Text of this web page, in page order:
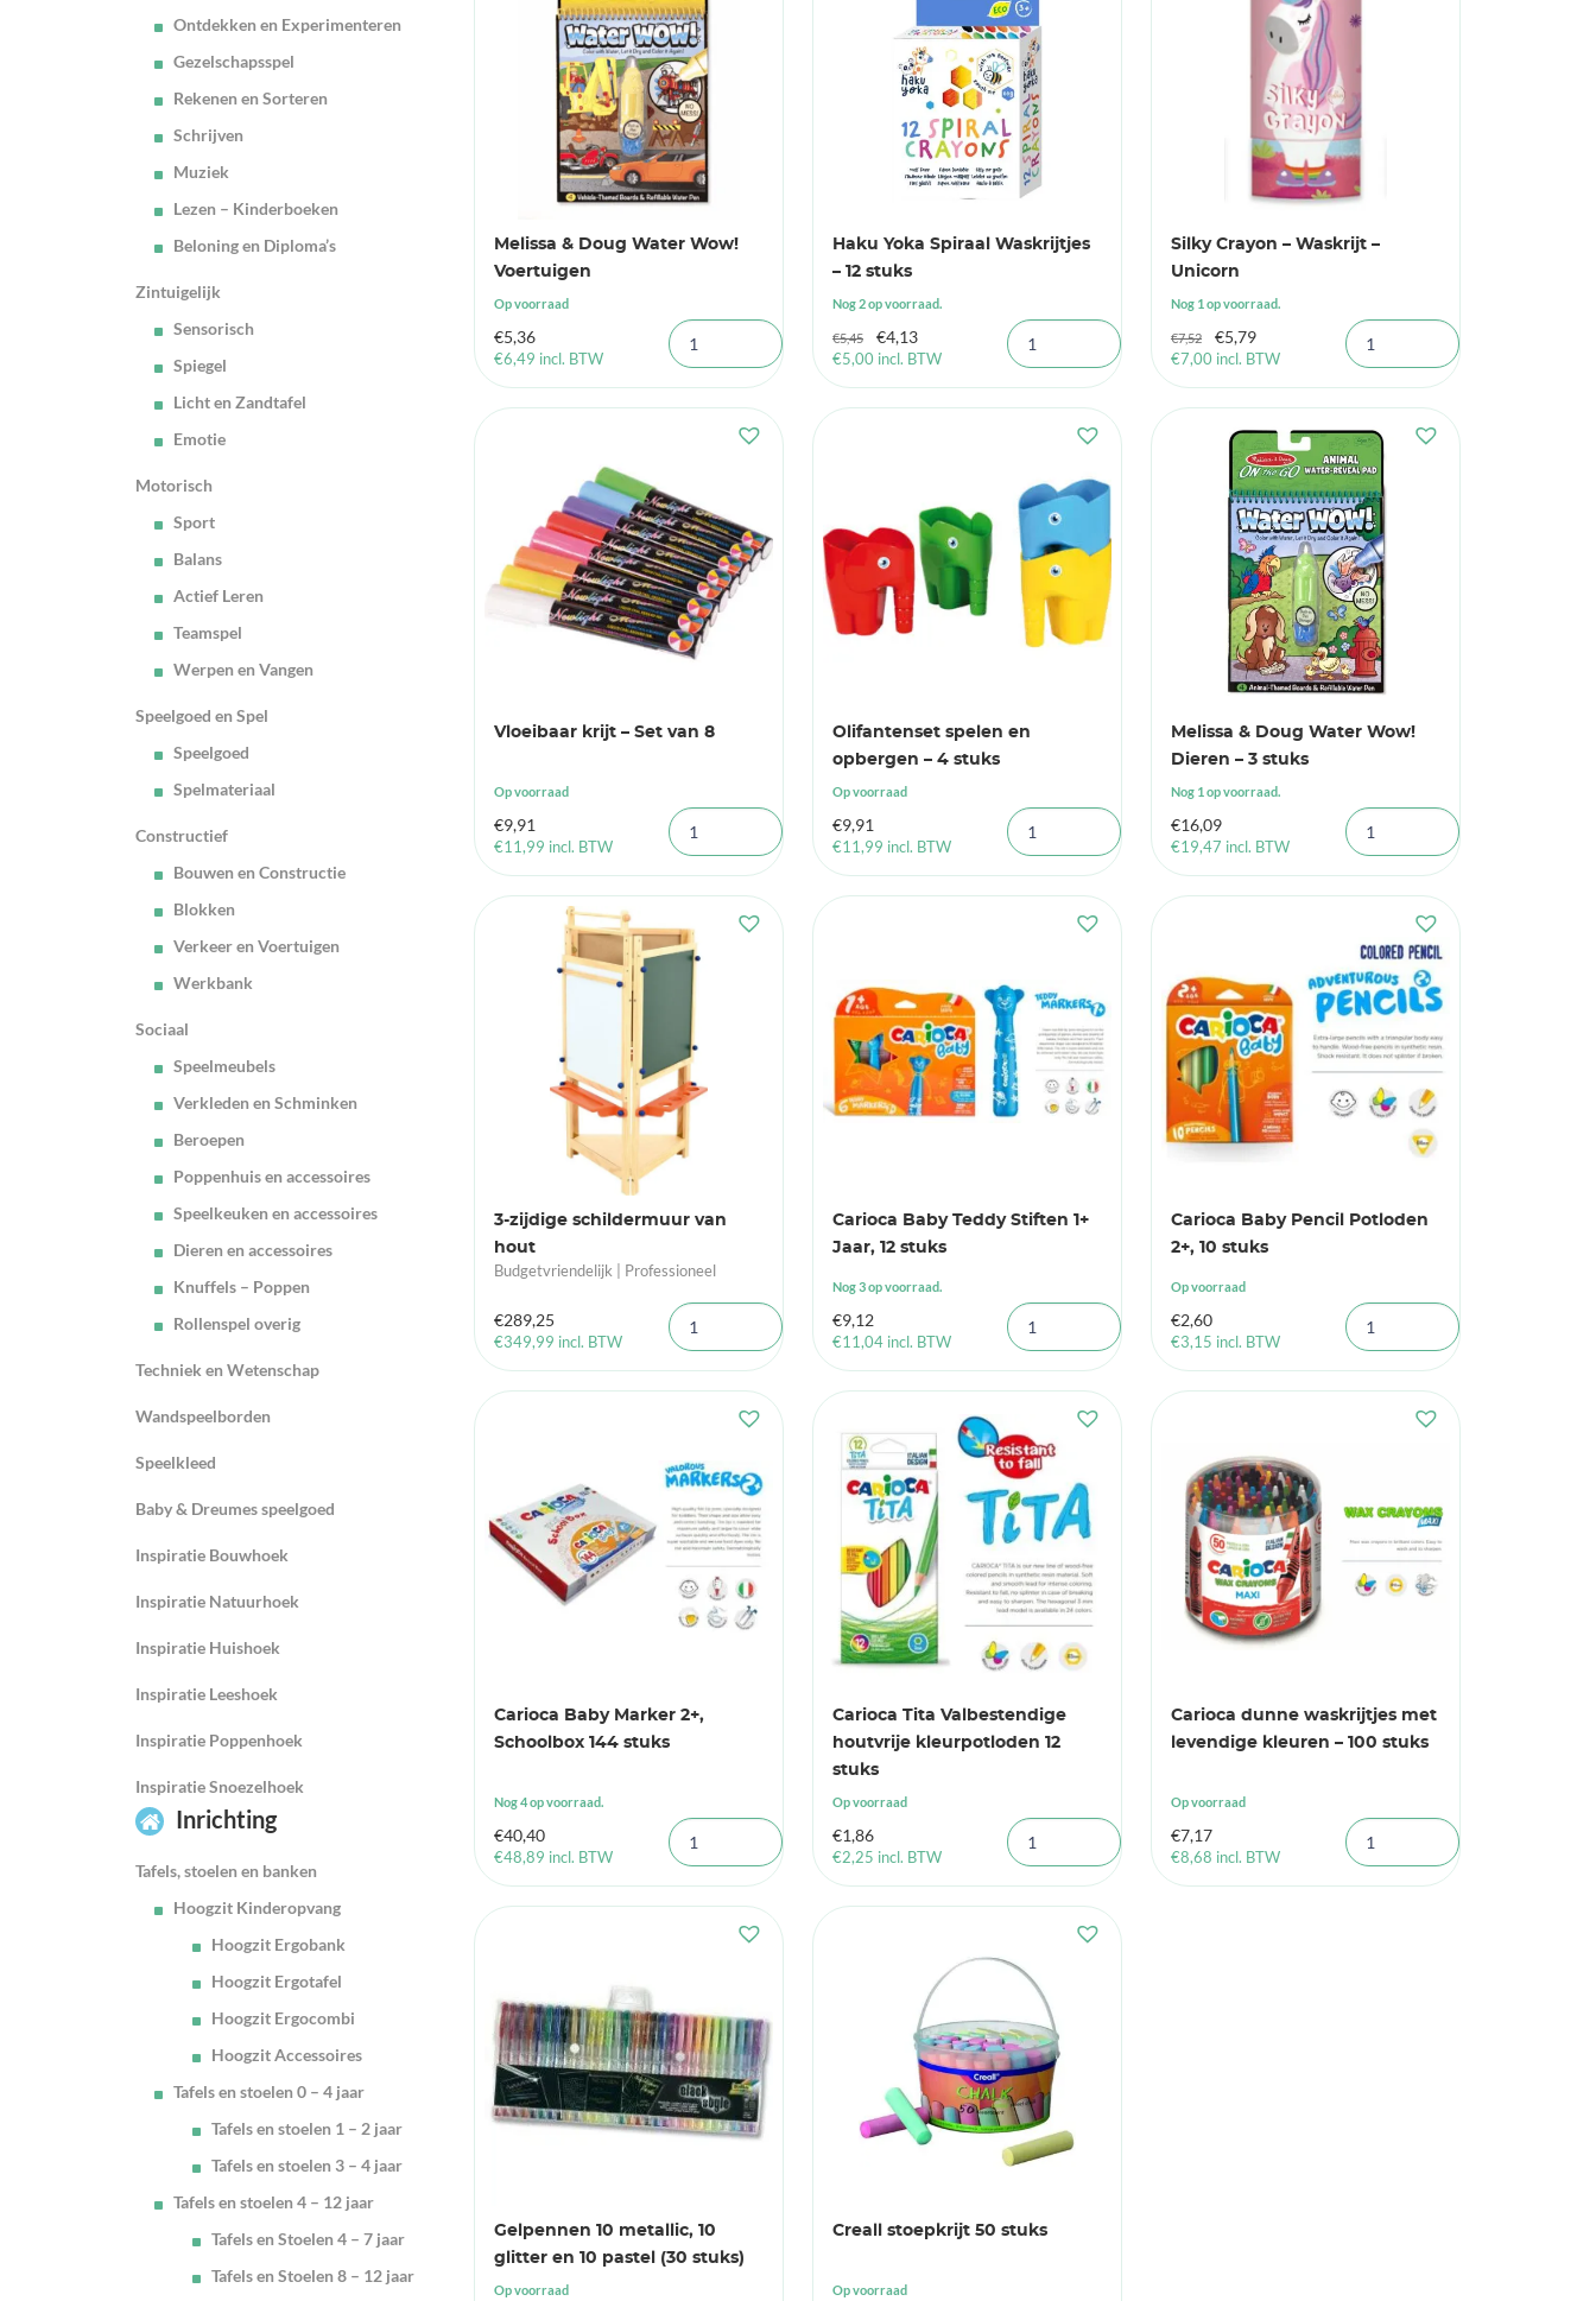
Ontdekken en Experimenteren
Gezelschapsspel
Rekenen en Sorteren
Schrijven
Muziek
Lezen – Kinderboeken
Beloning en Diploma’s
Zintuigelijk
Sensorisch
Spiegel
Licht en Zandtafel
Emotie
Motorisch
Sport
Balans
Actief Leren
Teamspel
Werpen en Vangen
Speelgoed en Spel
Speelgoed
Spelmateriaal
Constructief
Bouwen en Constructie
Blokken
Verkeer en Voertuigen
Werkbank
Sociaal
Speelmeubels
Verkleden en Schminken
Beroepen
Poppenhuis en accessoires
Speelkeuken en accessoires
Dieren en accessoires
Knuffels – Poppen
Rollenspel overig
Techniek en Wetenschap
Wandspeelborden
Speelkleed
Baby & Dreumes speelgoed
Inspiratie Bouwhoek
Inspiratie Natuurhoek
Inspiratie Huishoek
Inspiratie Leeshoek
Inspiratie Poppenhoek
Inspiratie Snoezelhoek
Inrichting
Tafels, stoelen en banken
Hoogzit Kinderopvang
Hoogzit Ergobank
Hoogzit Ergotafel
Hoogzit Ergocombi
Hoogzit Accessoires
Tafels en stoelen 0 – 4 jaar
Tafels en stoelen 1 – 2 jaar
Tafels en stoelen 3 – 4 jaar
Tafels en stoelen 4 – 12 jaar
Tafels en Stoelen 4 – 7 jaar
Tafels en Stoelen 8 – 12 jaar
Melissa & Doug Water Wow!
Voertuigen
Op voorraad
€5,36
€6,49 incl. BTW
Haku Yoka Spiraal Waskrijtjes
– 12 stuks
Nog 2 op voorraad.
€5,45
Oorspronkelijke
prijs
was:
€4,13Huidige
prijs
is:
€5,00 incl. BTW
Silky Crayon – Waskrijt –
Unicorn
Nog 1 op voorraad.
€7,52
Oorspronkelijke
prijs
was:
€5,79Huidige
prijs
is:
€7,00 incl. BTW
Vloeibaar krijt – Set van 8
Op voorraad
€9,91
€11,99 incl. BTW
Olifantenset spelen en
opbergen – 4 stuks
Op voorraad
€9,91
€11,99 incl. BTW
Melissa & Doug Water Wow!
Dieren – 3 stuks
Nog 1 op voorraad.
€16,09
€19,47 incl. BTW
3-zijdige schildermuur van
hout
Budgetvriendelijk | Professioneel
€289,25
€349,99 incl. BTW
Carioca Baby Teddy Stiften 1+
Jaar, 12 stuks
Nog 3 op voorraad.
€9,12
€11,04 incl. BTW
Carioca Baby Pencil Potloden
2+, 10 stuks
Op voorraad
€2,60
€3,15 incl. BTW
Carioca Baby Marker 2+,
Schoolbox 144 stuks
Nog 4 op voorraad.
€40,40
€48,89 incl. BTW
Carioca Tita Valbestendige
houtvrije kleurpotloden 12
stuks
Op voorraad
€1,86
€2,25 incl. BTW
Carioca dunne waskrijtjes met
levendige kleuren – 100 stuks
Op voorraad
€7,17
€8,68 incl. BTW
Gelpennen 10 metallic, 10
glitter en 10 pastel (30 stuks)
Op voorraad
Creall stoepkrijt 50 stuks
Op voorraad